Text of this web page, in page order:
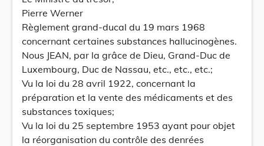
Pierre Werner
Règlement grand-ducal du 19 mars 1968
concernant certaines substances hallucinogènes.
Nous JEAN, par la grâce de Dieu, Grand-Duc de
Luxembourg, Duc de Nassau, etc., etc., etc.;
Vu la loi du 28 avril 1922, concernant la
préparation et la vente des médicaments et des
substances toxiques;
Vu la loi du 25 septembre 1953 ayant pour objet
la réorganisation du contrôle des denrées